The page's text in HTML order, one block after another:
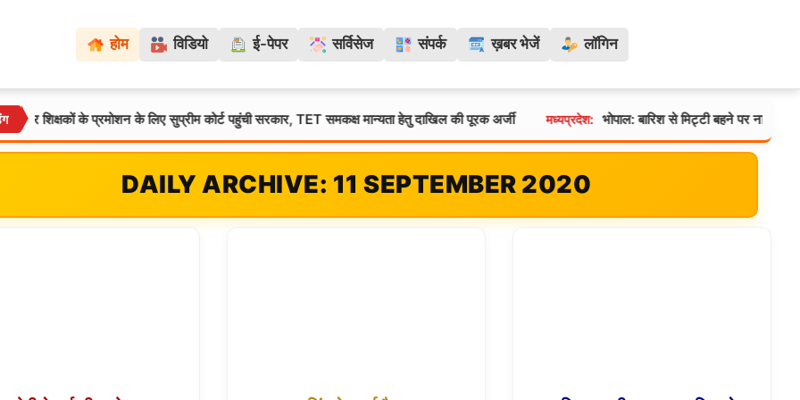
होम विडियो ई-पेपर सर्विसेज संपर्क ख़बर भेजें लॉगिन
के प्रमोशन के लिए सुप्रीम कोर्ट पहुंची सरकार, TET समकक्ष मान्यता हेतु दाखिल की पूरक अर्जी मध्यप्रदेश: भोपाल: बारिश से मिट्टी बहने पर नाले तक पहुँचा
DAILY ARCHIVE: 11 SEPTEMBER 2020